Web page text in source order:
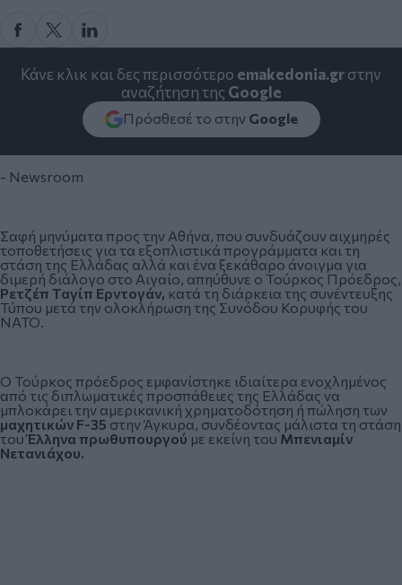
Κάνε κλικ και δες περισσότερο emakedonia.grστην
αναζήτηση της Google
Πρόσθεσέ το στην Google
- Newsroom
Σαφή μηνύματα προς την Αθήνα, που συνδυάζουν αιχμηρές
τοποθετήσεις για τα εξοπλιστικά προγράμματα και τη
στάση της Ελλάδας αλλά και ένα ξεκάθαρο άνοιγμα για
διμερή διάλογο στο Αιγαίο, απηύθυνε ο Τούρκος Πρόεδρος,
Ρετζέπ Ταγίπ Ερντογάν, κατά τη διάρκεια της συνέντευξης
Τύπου μετά την ολοκλήρωση της Συνόδου Κορυφής του
ΝΑΤΟ.
Ο Τούρκος πρόεδρος εμφανίστηκε ιδιαίτερα ενοχλημένος
από τις διπλωματικές προσπάθειες της Ελλάδας να
μπλοκάρει την αμερικανική χρηματοδότηση ή πώληση των
μαχητικών F-35 στην Άγκυρα, συνδέοντας μάλιστα τη στάση
τουΈλληνα πρωθυπουργού με εκείνη τουΜπενιαμίν
Νετανιάχου.